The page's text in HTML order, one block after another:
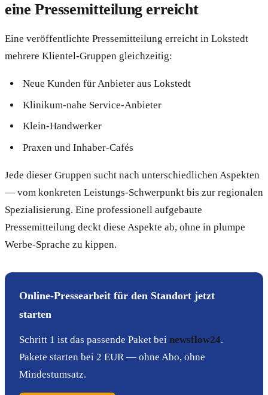
eine Pressemitteilung erreicht
Eine veröffentlichte Pressemitteilung erreicht in Lokstedt
mehrere Klientel-Gruppen gleichzeitig:
Neue Kunden für Anbieter aus Lokstedt
Klinikum-nahe Service-Anbieter
Klein-Handwerker
Praxen und Inhaber-Cafés
Jede dieser Gruppen sucht nach unterschiedlichen Aspekten
— vom konkreten Leistungs-Schwerpunkt bis zur regionalen
Spezialisierung. Eine professionell aufgebaute
Pressemitteilung deckt diese Aspekte ab, ohne in plumpe
Werbe-Sprache zu kippen.
Online-Pressearbeit für den Standort jetzt
starten
Schritt 1 ist das passende Paket bei newsflow24.
Pakete starten bei 2 EUR — ohne Abo, ohne
Mindestumsatz.